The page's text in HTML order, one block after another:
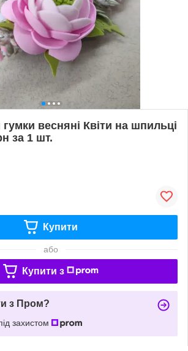
гумки весняні Квіти на шпильці
за 1 шт.
Купити
або
Купити з
з Пром?
захистом